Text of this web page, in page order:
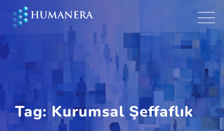
Tag: Kurumsal Şeffaflık